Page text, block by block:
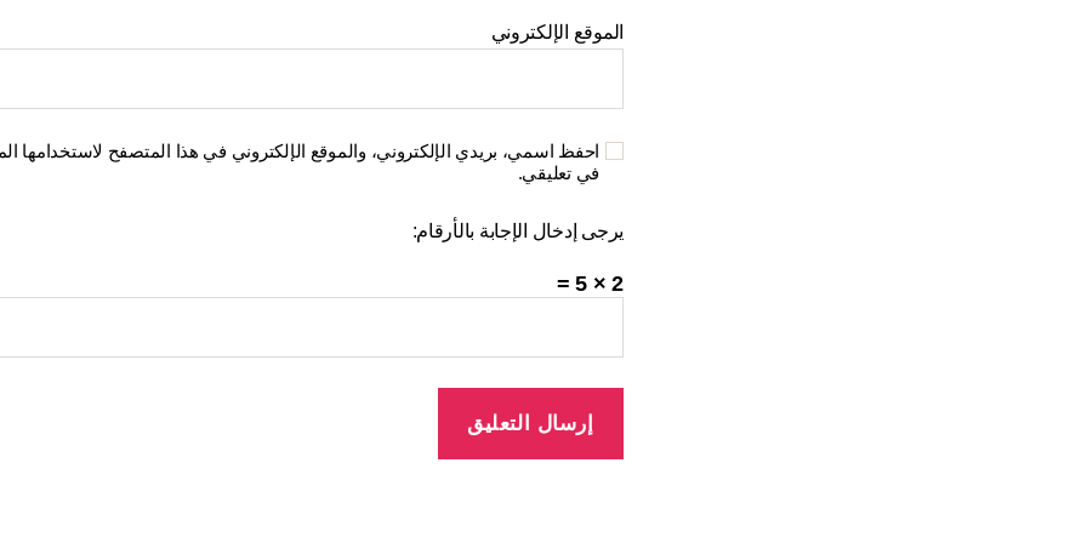
الموقع الإلكتروني
احفظ اسمي، بريدي الإلكتروني، والموقع الإلكتروني في هذا المتصفح لاستخدامها
في تعليقي.
يرجى إدخال الإجابة بالأرقام:
2 × 5 =